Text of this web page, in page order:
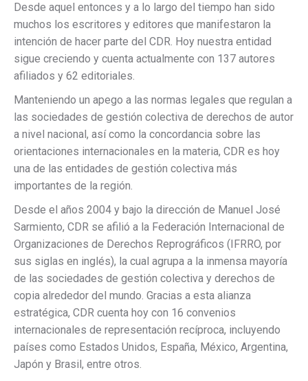
Desde aquel entonces y a lo largo del tiempo han sido
muchos los escritores y editores que manifestaron la
intención de hacer parte del CDR. Hoy nuestra entidad
sigue creciendo y cuenta actualmente con 137 autores
afiliados y 62 editoriales.
Manteniendo un apego a las normas legales que regulan a
las sociedades de gestión colectiva de derechos de autor
a nivel nacional, así como la concordancia sobre las
orientaciones internacionales en la materia, CDR es hoy
una de las entidades de gestión colectiva más
importantes de la región.
Desde el años 2004 y bajo la dirección de Manuel José
Sarmiento, CDR se afilió a la Federación Internacional de
Organizaciones de Derechos Reprográficos (IFRRO, por
sus siglas en inglés), la cual agrupa a la inmensa mayoría
de las sociedades de gestión colectiva y derechos de
copia alrededor del mundo. Gracias a esta alianza
estratégica, CDR cuenta hoy con 16 convenios
internacionales de representación recíproca, incluyendo
países como Estados Unidos, España, México, Argentina,
Japón y Brasil, entre otros.